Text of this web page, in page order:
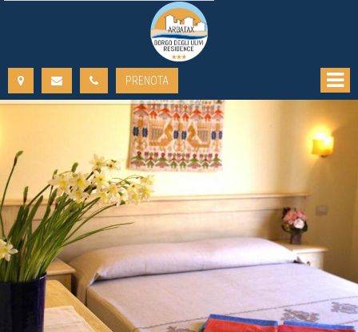
PRENOTA
AL:
ADULTI: BAMBINI:
VERIFICA DISPONIBILITÀ
RICHIEDI PREVENTIVO